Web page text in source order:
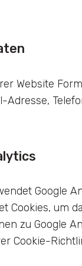
Website
Adresse,
Google
Cookies, um
zu Google
Cookie-